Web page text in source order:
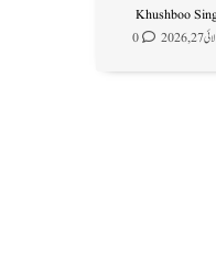
Khushboo
2026
0